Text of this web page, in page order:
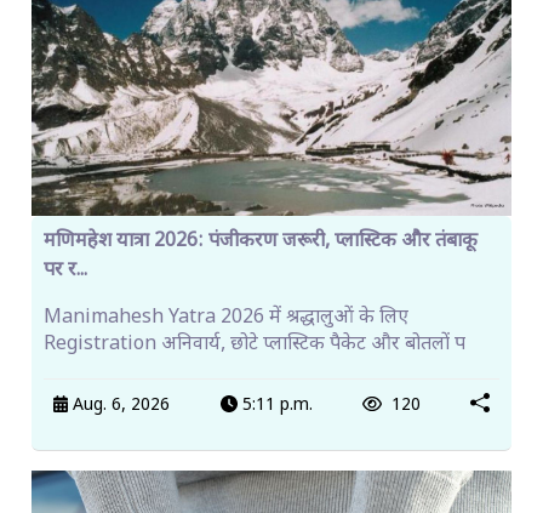
मणिमहेश यात्रा 2026: पंजीकरण जरूरी, प्लास्टिक और तंबाकू
पर र...
Manimahesh Yatra 2026 में श्रद्धालुओं के लिए
Registration अनिवार्य, छोटे प्लास्टिक पैकेट और बोतलों प
Aug. 6, 2026 5:11 p.m. 120